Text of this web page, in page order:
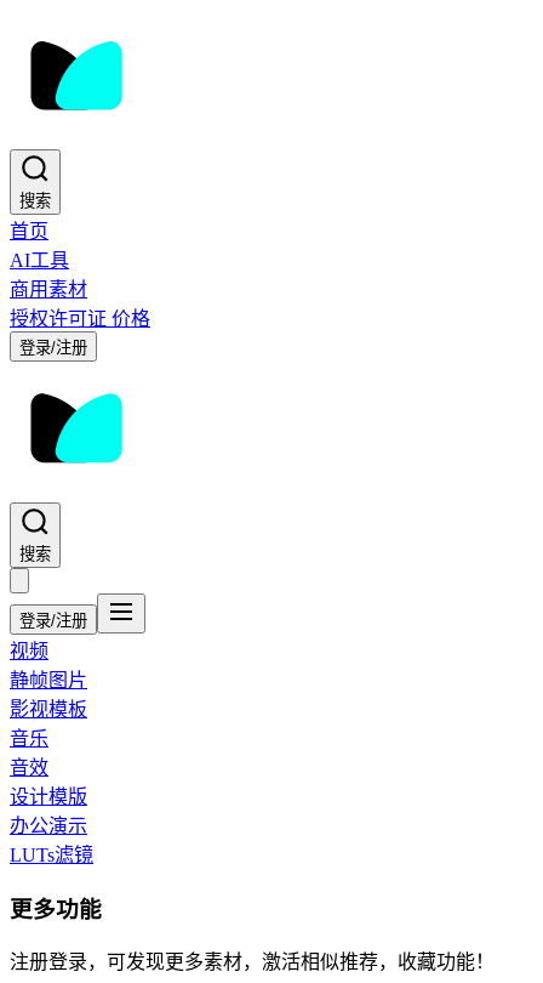
搜索
首页
AI工具
商用素材
授权许可证 价格
登录/注册
搜索
登录/注册
视频
静帧图片
影视模板
音乐
音效
设计模版
办公演示
LUTs滤镜
更多功能
注册登录，可发现更多素材，激活相似推荐，收藏功能！